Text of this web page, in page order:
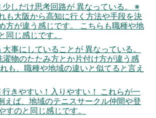
少しだけ思考回路が 異なっている。 ※
も⼤阪から⾼知に⾏く⽅法や⼿段を決
⽅が違う感じです。 こちらも職種や地
同じ感じです。
事にしていることが 異なっている。
物のたたみ⽅とか⽚付け⽅が違う感
も、職種や地域の違いと似てると⾔え
⾏きやすい！⼊りやすい！ これらが⼀
えば、地域のテニスサークル仲間や登
すのと同じ感じです。